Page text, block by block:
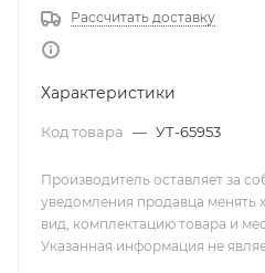
Рассчитать доставку
Характеристики
Код товара — УТ-65953
Производитель оставляет за
уведомления продавца менять
вид, комплектацию товара и
Указанная информация не